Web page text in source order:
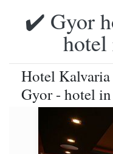
✔️ Gyor
hotel
Hotel
Gyor - hotel